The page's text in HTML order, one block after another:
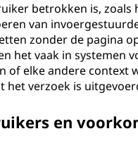
betrokken is, zoals
van
zonder de pagina
het vaak in systemen
of elke andere context
verzoek is
en